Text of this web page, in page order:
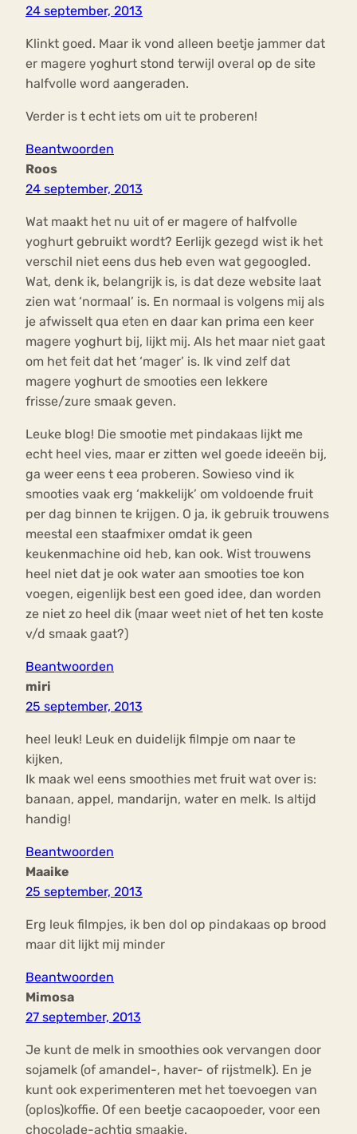
24 september, 2013
Klinkt goed. Maar ik vond alleen beetje jammer dat
er magere yoghurt stond terwijl overal op de site
halfvolle word aangeraden.
Verder is t echt iets om uit te proberen!
Beantwoorden
Roos
24 september, 2013
Wat maakt het nu uit of er magere of halfvolle
yoghurt gebruikt wordt? Eerlijk gezegd wist ik het
verschil niet eens dus heb even wat gegoogled.
Wat, denk ik, belangrijk is, is dat deze website laat
zien wat ‘normaal’ is. En normaal is volgens mij als
je afwisselt qua eten en daar kan prima een keer
magere yoghurt bij, lijkt mij. Als het maar niet gaat
om het feit dat het ‘mager’ is. Ik vind zelf dat
magere yoghurt de smooties een lekkere
frisse/zure smaak geven.
Leuke blog! Die smootie met pindakaas lijkt me
echt heel vies, maar er zitten wel goede ideeën bij,
ga weer eens t eea proberen. Sowieso vind ik
smooties vaak erg ‘makkelijk’ om voldoende fruit
per dag binnen te krijgen. O ja, ik gebruik trouwens
meestal een staafmixer omdat ik geen
keukenmachine oid heb, kan ook. Wist trouwens
heel niet dat je ook water aan smooties toe kon
voegen, eigenlijk best een goed idee, dan worden
ze niet zo heel dik (maar weet niet of het ten koste
v/d smaak gaat?)
Beantwoorden
miri
25 september, 2013
heel leuk! Leuk en duidelijk filmpje om naar te
kijken,
Ik maak wel eens smoothies met fruit wat over is:
banaan, appel, mandarijn, water en melk. Is altijd
handig!
Beantwoorden
Maaike
25 september, 2013
Erg leuk filmpjes, ik ben dol op pindakaas op brood
maar dit lijkt mij minder
Beantwoorden
Mimosa
27 september, 2013
Je kunt de melk in smoothies ook vervangen door
sojamelk (of amandel-, haver- of rijstmelk). En je
kunt ook experimenteren met het toevoegen van
(oplos)koffie. Of een beetje cacaopoeder, voor een
chocolade-achtig smaakje.